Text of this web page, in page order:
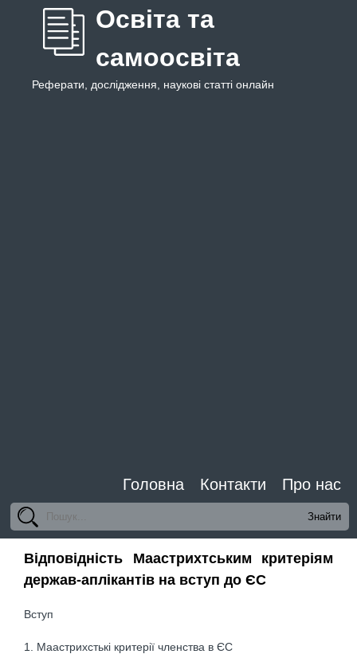
Освіта та
самоосвіта
Реферати, дослідження, наукові статті онлайн
Головна Контакти Про нас
Відповідність Маастрихтським критеріям
держав-аплікантів на вступ до ЄС
Вступ
1. Маастрихстькі критерії членства в ЄС